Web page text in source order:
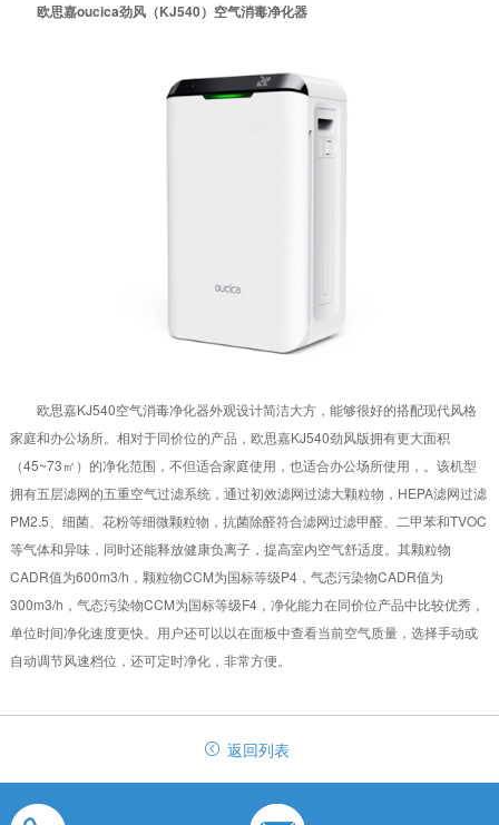
欧思嘉oucica劲风（KJ540）空气消毒净化器
欧思嘉KJ540空气消毒净化器外观设计简洁大方，能够很好的搭配现代风格
家庭和办公场所。相对于同价位的产品，欧思嘉KJ540劲风版拥有更大面积
（45~73㎡）的净化范围，不但适合家庭使用，也适合办公场所使用，。该机型
拥有五层滤网的五重空气过滤系统，通过初效滤网过滤大颗粒物，HEPA滤网过滤
PM2.5、细菌、花粉等细微颗粒物，抗菌除醛符合滤网过滤甲醛、二甲苯和TVOC
等气体和异味，同时还能释放健康负离子，提高室内空气舒适度。其颗粒物
CADR值为600m3/h，颗粒物CCM为国标等级P4，气态污染物CADR值为
300m3/h，气态污染物CCM为国标等级F4，净化能力在同价位产品中比较优秀，
单位时间净化速度更快。用户还可以以在面板中查看当前空气质量，选择手动或
自动调节风速档位，还可定时净化，非常方便。
返回列表